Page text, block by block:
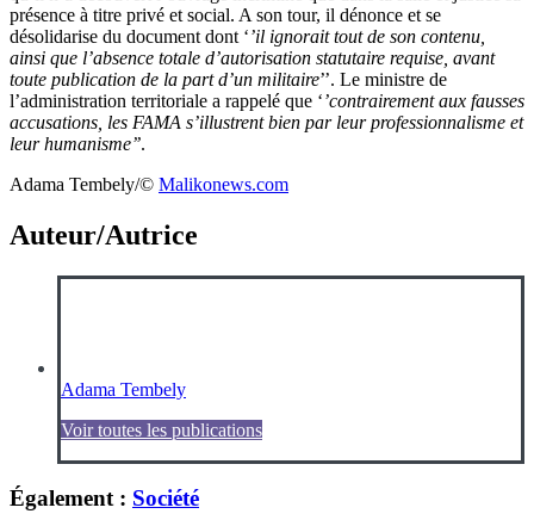
présence à titre privé et social. A son tour, il dénonce et se
désolidarise du document dont ‘’il ignorait tout de son contenu,
ainsi que l’absence totale d’autorisation statutaire requise, avant
toute publication de la part d’un militaire’’. Le ministre de
l’administration territoriale a rappelé que ‘’contrairement aux fausses
accusations, les FAMA s’illustrent bien par leur professionnalisme et
leur humanisme’’.
Adama Tembely/©️ Malikonews.com
Auteur/Autrice
Adama Tembely
Voir toutes les publications
Également : Société